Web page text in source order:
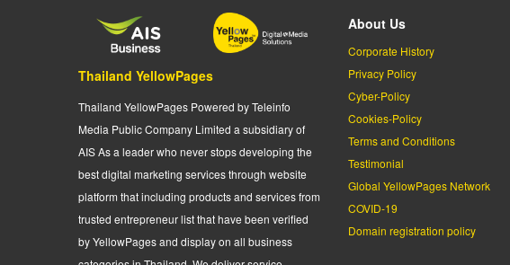
Thailand YellowPages
Thailand YellowPages Powered by Teleinfo
Media Public Company Limited a subsidiary of
AIS As a leader who never stops developing the
best digital marketing services through website
platform that including products and services from
trusted entrepreneur list that have been verified
by YellowPages and display on all business
About Us
Corporate History
Privacy Policy
Cyber-Policy
Cookies-Policy
Terms and Conditions
Testimonial
Global YellowPages Network
COVID-19
Domain registration policy